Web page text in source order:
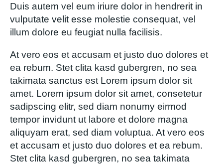
Duis autem vel eum iriure dolor in hendrerit in
vulputate velit esse molestie consequat, vel
illum dolore eu feugiat nulla facilisis.
At vero eos et accusam et justo duo dolores et
ea rebum. Stet clita kasd gubergren, no sea
takimata sanctus est Lorem ipsum dolor sit
amet. Lorem ipsum dolor sit amet, consetetur
sadipscing elitr, sed diam nonumy eirmod
tempor invidunt ut labore et dolore magna
aliquyam erat, sed diam voluptua. At vero eos
et accusam et justo duo dolores et ea rebum.
Stet clita kasd gubergren, no sea takimata